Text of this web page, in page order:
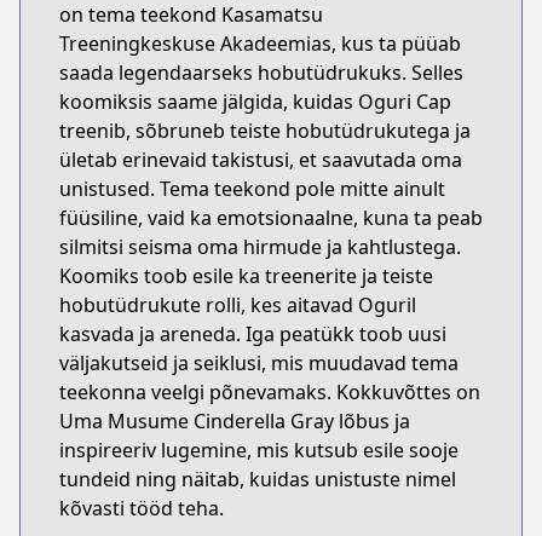
on tema teekond Kasamatsu
Treeningkeskuse Akadeemias, kus ta püüab
saada legendaarseks hobutüdrukuks. Selles
koomiksis saame jälgida, kuidas Oguri Cap
treenib, sõbruneb teiste hobutüdrukutega ja
ületab erinevaid takistusi, et saavutada oma
unistused. Tema teekond pole mitte ainult
füüsiline, vaid ka emotsionaalne, kuna ta peab
silmitsi seisma oma hirmude ja kahtlustega.
Koomiks toob esile ka treenerite ja teiste
hobutüdrukute rolli, kes aitavad Oguril
kasvada ja areneda. Iga peatükk toob uusi
väljakutseid ja seiklusi, mis muudavad tema
teekonna veelgi põnevamaks. Kokkuvõttes on
Uma Musume Cinderella Gray lõbus ja
inspireeriv lugemine, mis kutsub esile sooje
tundeid ning näitab, kuidas unistuste nimel
kõvasti tööd teha.